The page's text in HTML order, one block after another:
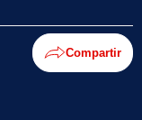
Compartir